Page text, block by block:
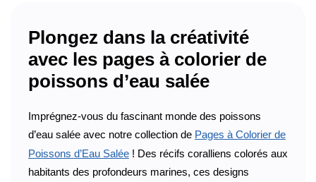
Plongez dans la créativité
avec les pages à colorier de
poissons d’eau salée
Imprégnez-vous du fascinant monde des poissons
d’eau salée avec notre collection de Pages à Colorier de
Poissons d’Eau Salée ! Des récifs coralliens colorés aux
habitants des profondeurs marines, ces designs